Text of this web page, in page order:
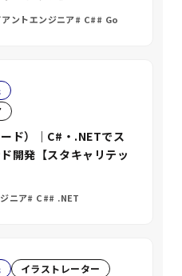
ントエンジニア C# Go
ド）｜C#・.NETでス
開発【スタキャリテッ
ニア C# .NET
イラストレーター